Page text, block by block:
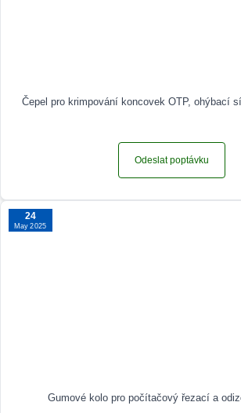
Čepel pro krimpování koncovek OTP, ohýbací
Odeslat poptávku
24
May 2025
Gumové kolo pro počítačový řezací a